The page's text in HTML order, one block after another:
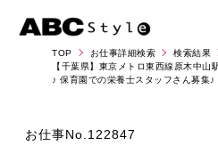
TOP お仕事詳細検索
検索結果
【千葉県】東京メトロ東西線原木中
♪ 保育園での栄養士スタッフさん募集♪
お仕事No. 122847